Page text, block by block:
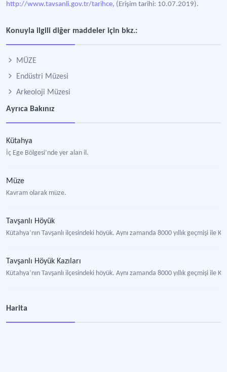
http://www.tavsanli.gov.tr/tarihce, (Erişim tarihi: 10.07.2019).
Konuyla ilgili diğer maddeler için bkz.:
MÜZE
Endüstri Müzesi
Arkeoloji Müzesi
Ayrıca Bakınız
Kütahya
İç Ege Bölgesi’nde yer alan il.
Müze
Kavram olarak müze.
Tavşanlı Höyük
Kütahya’nın Tavşanlı ilçesindeki höyük. Aynı zamanda 8000 yıllık geçmişi
Tavşanlı Höyük Kazıları
Kütahya’nın Tavşanlı ilçesindeki höyük. Aynı zamanda 8000 yıllık geçmişi
Harita